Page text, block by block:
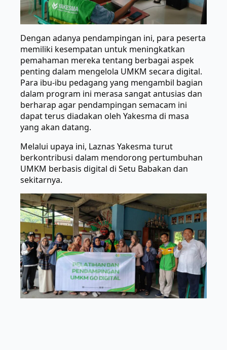
Dengan adanya pendampingan ini, para peserta
memiliki kesempatan untuk meningkatkan
pemahaman mereka tentang berbagai aspek
penting dalam mengelola UMKM secara digital.
Para ibu-ibu pedagang yang mengambil bagian
dalam program ini merasa sangat antusias dan
berharap agar pendampingan semacam ini
dapat terus diadakan oleh Yakesma di masa
yang akan datang.
Melalui upaya ini, Laznas Yakesma turut
berkontribusi dalam mendorong pertumbuhan
UMKM berbasis digital di Setu Babakan dan
sekitarnya.